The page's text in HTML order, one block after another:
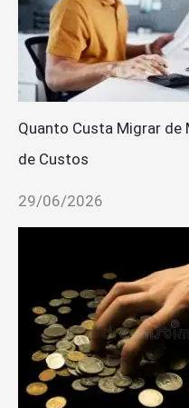
Quanto Custa Migrar de
de Custos
29/06/2026